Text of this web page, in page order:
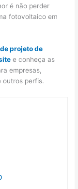
é não perder
fotovoltaico em
projeto de
e conheça as
empresas,
outros perfis.